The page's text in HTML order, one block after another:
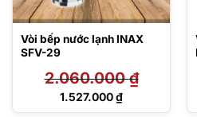
Vòi bếp nước lạnh INAX
SFV-29
2.060.000₫
Giá
1.527.000₫
Giá